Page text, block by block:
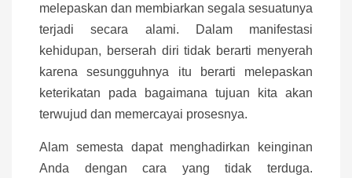
melepaskan dan membiarkan segala sesuatunya
terjadi secara alami. Dalam manifestasi
kehidupan, berserah diri tidak berarti menyerah
karena sesungguhnya itu berarti melepaskan
keterikatan pada bagaimana tujuan kita akan
terwujud dan memercayai prosesnya.
Alam semesta dapat menghadirkan keinginan
Anda dengan cara yang tidak terduga.